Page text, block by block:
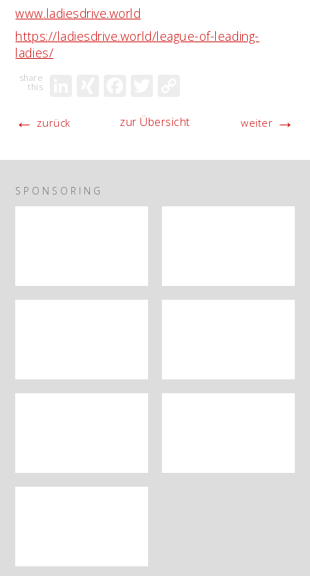
www.ladiesdrive.world
https://ladiesdrive.world/league-of-leading-
ladies/
← zurück zur Übersicht weiter →
SPONSORING